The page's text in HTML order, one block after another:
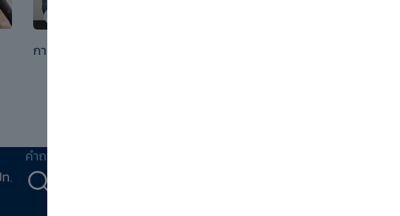
การดำเนินนโยบายการเงิน
.
คำถาม-คำตอบ